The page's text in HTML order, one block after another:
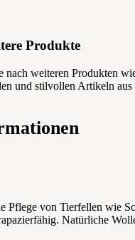
Produkte
nach weiteren Produkten
und stilvollen Artikeln
Pflege von Tierfellen wie
Natürliche